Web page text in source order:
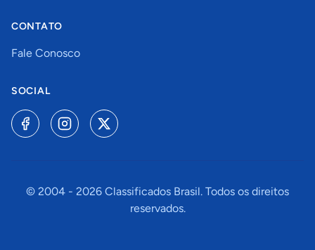
CONTATO
Fale Conosco
SOCIAL
© 2004 - 2026 Classificados Brasil. Todos os direitos
reservados.